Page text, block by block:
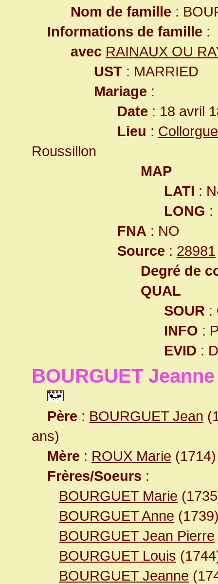
Nom de famille :
Informations de famille :
avec RAINAUX OU
UST : MARRIED
Mariage :
Date : 18 avril
Lieu :
Roussillon
MAP
LATI :
LONG :
FNA : NO
Source : 28981
Degré de
QUAL
SOUR :
INFO :
EVID : D
BOURGUET Jeanne
Père : BOURGUET Jean
ans)
Mère : ROUX Marie
Frères/Soeurs :
BOURGUET Marie
BOURGUET Anne
BOURGUET Jean Pierre
BOURGUET Louis
BOURGUET Jeanne